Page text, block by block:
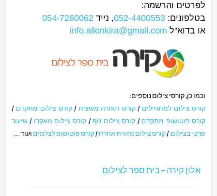
לפרטים והרשמה:
בטלפונים: 052-4400553, נייד 054-7260062
או בדוא"ל info.allonkira@gmail.com
וכמו כן, קורסי צילום נוספים:
קורס צילום למתחילים /קורס תאורה מעשית /קורס צילום מתקדם /
קורס פוטושופ מתקדם / קורס צילום נוף /קורס צילום מאקרו/שיעור
פרטי בצילום /קורס צילום מזווית אחרת/קורס פוטושופ לצלמים ועוד…
אלון קירה – בית ספר לצילום